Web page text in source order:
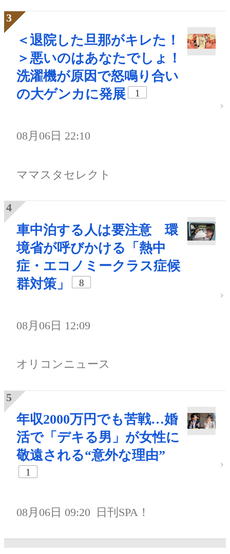
＜退院した旦那がキレた！
＞悪いのはあなたでしょ！
洗濯機が原因で怒鳴り合い
の大ゲンカに発展
1
08月06日 22:10
ママスタセレクト
車中泊する人は要注意 環
境省が呼びかける「熱中
症・エコノミークラス症候
群対策」
8
08月06日 12:09
オリコンニュース
年収2000万円でも苦戦…婚
活で「デキる男」が女性に
敬遠される“意外な理由”
1
08月06日 09:20 日刊SPA！